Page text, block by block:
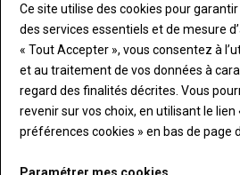
Sous-
titre
Vous êtes
TITRE IDENTIFIEZ-
Body
Connectez-vous à votre
de votre
Lien
Créer un nouveau
Ce site utilise des cookies pour
des services essentiels et de mesure
« Tout Accepter », vous consentez à
et au traitement de vos données à
regard des finalités décrites. Vous
revenir sur vos choix, en utilisant le lien
préférences cookies » en bas de page
Paramétrer mes cookies